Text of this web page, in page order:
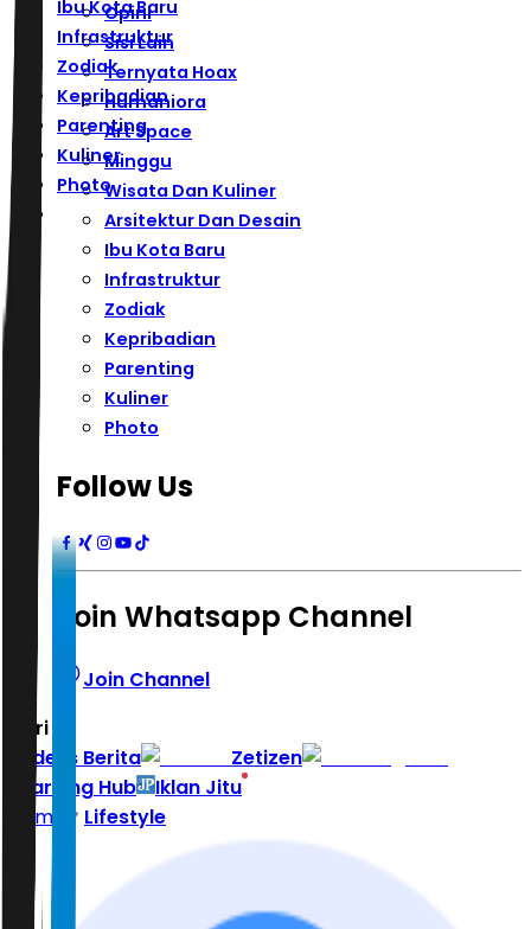
Ibu Kota Baru
Infrastruktur
Zodiak
Kepribadian
Parenting
Kuliner
Photo
Opini
Sisi Lain
Ternyata Hoax
Humaniora
Art Space
Minggu
Wisata Dan Kuliner
Arsitektur Dan Desain
Ibu Kota Baru
Infrastruktur
Zodiak
Kepribadian
Parenting
Kuliner
Photo
Follow Us
Join Whatsapp Channel
Join Channel
Hari ini
Indeks Berita
Zetizen
Learning Hub
Iklan Jitu
Home
Lifestyle